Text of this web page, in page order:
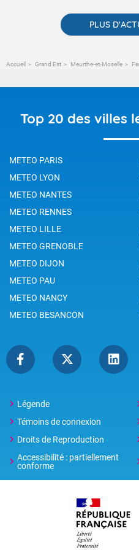
PLUS
Accueil Grand Est Meurthe-et-Moselle
Top 20 des villes
METEO PARIS
METEO LYON
METEO NANTES
METEO RENNES
METEO LILLE
METEO GRENOBLE
METEO DIJON
METEO PAU
METEO NANCY
METEO BESANCON
Légende
Témoins de connexion
Droits de Reproduction
Accessibilité : partiellement
conforme